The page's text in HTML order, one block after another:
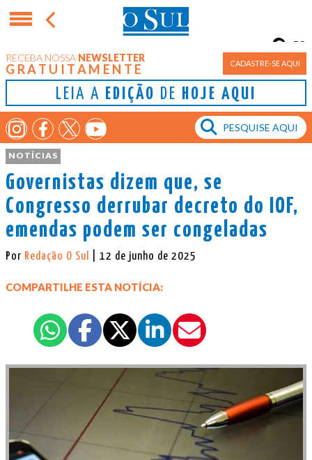
RECEBA NOSSA NEWSLETTER
GRATUITAMENTE CADASTRE-SE AQUI
LEIA A EDIÇÃO DE HOJE AQUI
Porto Alegre
8°
NOTÍCIAS
Governistas dizem que, se
Congresso derrubar decreto do IOF,
emendas podem ser congeladas
Por Redação O Sul | 12 de junho de 2025
COMPARTILHE ESTA NOTÍCIA: